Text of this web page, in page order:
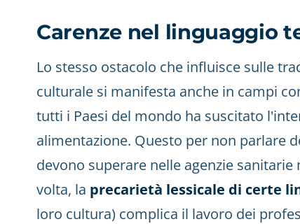
Carenze nel linguaggio
Lo stesso ostacolo che influisce sulle
culturale si manifesta anche in campi
tutti i Paesi del mondo ha suscitato
alimentazione. Questo per non parlare
devono superare nelle agenzie
volta, la precarietà lessicale di certe
loro cultura) complica il lavoro dei